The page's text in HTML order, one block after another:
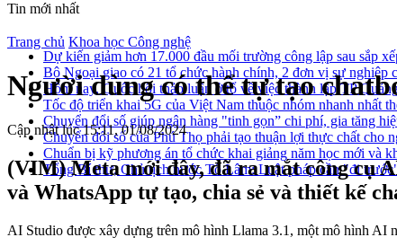
Tin mới nhất
Dự kiến giảm hơn 17.000 đầu mối trường công lập sau sắp
Bộ Ngoại giao có 21 tổ chức hành chính, 2 đơn vị sự nghiệp
Hôm nay, Quốc hội thảo luận ở tổ về việc thành lập TP
Tốc độ triển khai 5G của Việt Nam thuộc nhóm nhanh nhất
Chuyển đổi số giúp ngân hàng "tinh gọn” chi phí, gia tăng
Chuyển đổi số của Phú Thọ phải tạo thuận lợi thực chất cho
Chuẩn bị kỹ phương án tổ chức khai giảng năm học mới và
Tổng Bí thư, Chủ tịch nước Tô Lâm: Luật pháp cần "đi
Trang chủ Khoa học Công nghệ
Người dùng có thể tự tạo
Cập nhật lúc 15:11, 01/08/2024
(VIM) Meta mới đây, đã ra mắt công cụ
và WhatsApp tự tạo, chia sẻ và thiết kế
AI Studio được xây dựng trên mô hình Llama 3.1, một mô hình AI